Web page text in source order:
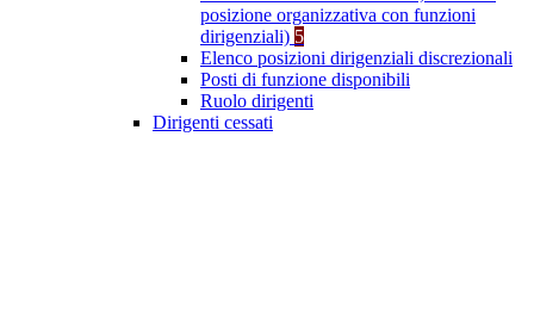
posizione organizzativa con funzioni
dirigenziali) 5
Elenco posizioni dirigenziali discrezionali
Posti di funzione disponibili
Ruolo dirigenti
Dirigenti cessati